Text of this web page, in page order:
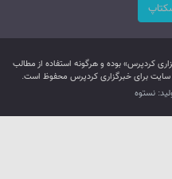
کردپرس» بوده و هرگونه استفاده از مطالب
سایت برای خبرگزاری کردپرس محفوظ است.
نستوه